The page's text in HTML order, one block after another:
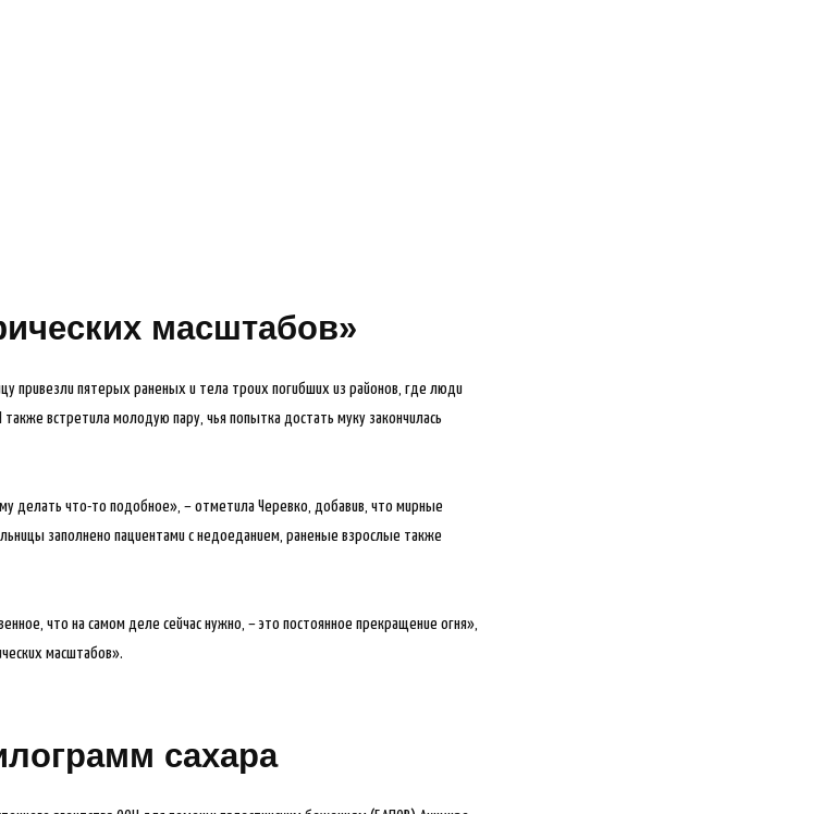
масштабов»
привезли пятерых раненых и тела троих погибших из районов, где люди
встретила молодую пару, чья попытка достать муку закончилась
делать что-то подобное», – отметила Черевко, добавив, что мирные
заполнено пациентами с недоеданием, раненые взрослые также
что на самом деле сейчас нужно, – это постоянное прекращение огня»,
масштабов».
сахара